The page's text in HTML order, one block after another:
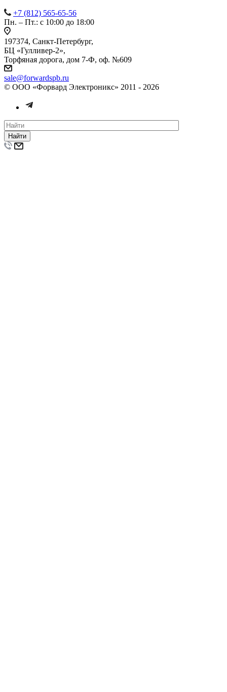
+7 (812) 565-65-56
Пн. – Пт.: с 10:00 до 18:00
197374, Санкт-Петербург,
БЦ «Гулливер-2»,
Торфяная дорога, дом 7-Ф, оф. №609
sale@forwardspb.ru
© ООО «Форвард Электроникс» 2011 - 2026
Найти